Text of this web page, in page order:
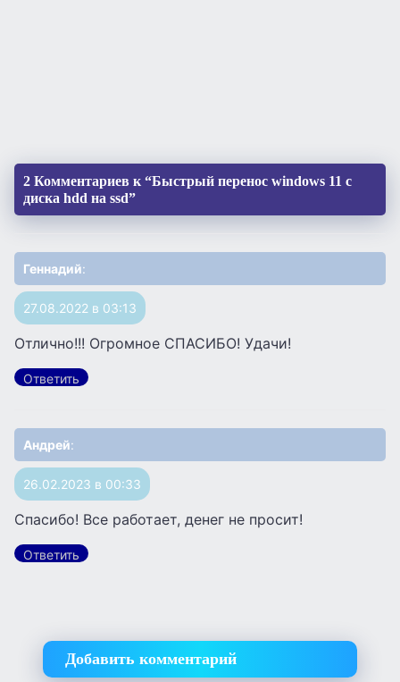
2 Комментариев к “Быстрый перенос windows 11 с
диска hdd на ssd”
Геннадий:
27.08.2022 в 03:13
Отлично!!! Огромное СПАСИБО! Удачи!
Ответить
Андрей:
26.02.2023 в 00:33
Спасибо! Все работает, денег не просит!
Ответить
Добавить комментарий